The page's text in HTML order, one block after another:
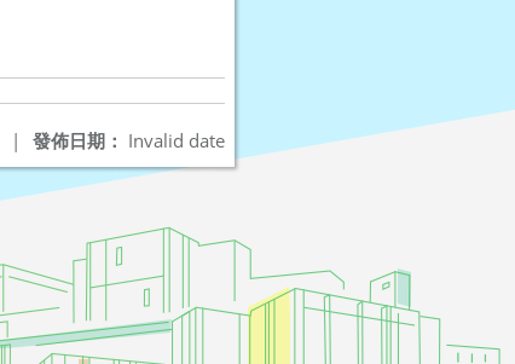
發佈日期： Invalid date
|